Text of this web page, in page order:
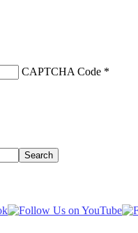
CAPTCHA Code *